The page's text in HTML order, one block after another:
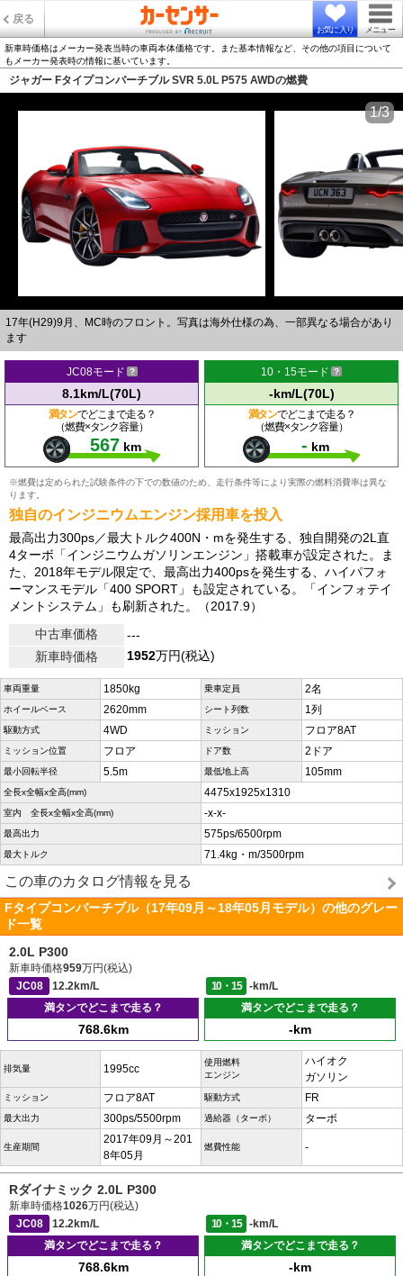
戻る
お気に入り メニュー
新車時価格はメーカー発表当時の車両本体価格です。また基本情報など、その他の項目について
もメーカー発表時の情報に基いています。
ジャガー Fタイプコンバーチブル SVR 5.0L P575 AWDの燃費
17年(H29)9月、MC時のフロント。写真は海外仕様の為、一部異なる場合があり
ます
1/3
JC08モード
8.1km/L(70L)
満タンでどこまで走る？
（燃費×タンク容量）
567 km
10・15モード
-km/L(70L)
満タンでどこまで走る？
（燃費×タンク容量）
- km
※燃費は定められた試験条件の下での数値のため、走行条件等により実際の燃料消費率は異な
ります。
独自のインジニウムエンジン採用車を投入
最高出力300ps／最大トルク400N・mを発生する、独自開発の2L直
4ターボ「インジニウムガソリンエンジン」搭載車が設定された。ま
た、2018年モデル限定で、最高出力400psを発生する、ハイパフォ
ーマンスモデル「400 SPORT」も設定されている。「インフォテイ
メントシステム」も刷新された。（2017.9）
中古車価格
---
新車時価格
1952万円(税込)
車両重量 1850kg 乗車定員 2名
ホイールベース 2620mm シート列数 1列
駆動方式 4WD ミッション フロア8AT
ミッション位置 フロア ドア数 2ドア
最小回転半径 5.5m 最低地上高 105mm
全長x全幅x全高(mm) 4475x1925x1310
室内 全長x全幅x全高(mm) -x-x-
最高出力 575ps/6500rpm
最大トルク 71.4kg・m/3500rpm
この車のカタログ情報を見る
Fタイプコンバーチブル（17年09月～18年05月モデル）の他のグレー
ド一覧
2.0L P300
新車時価格959万円(税込)
JC08
12.2km/L 10・15
-km/L
満タンでどこまで走る？
768.6km
満タンでどこまで走る？
-km
排気量 1995cc
使用燃料
エンジン
ハイオク
ガソリン
ミッション フロア8AT 駆動方式 FR
最大出力 300ps/5500rpm 過給器（ターボ） ターボ
生産期間
2017年09月～201
8年05月
燃費性能 -
Rダイナミック 2.0L P300
新車時価格1026万円(税込)
JC08
12.2km/L 10・15
-km/L
満タンでどこまで走る？
768.6km
満タンでどこまで走る？
-km